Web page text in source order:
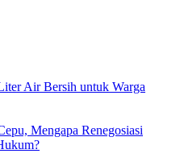
Air Bersih untuk Warga
Mengapa Renegosiasi